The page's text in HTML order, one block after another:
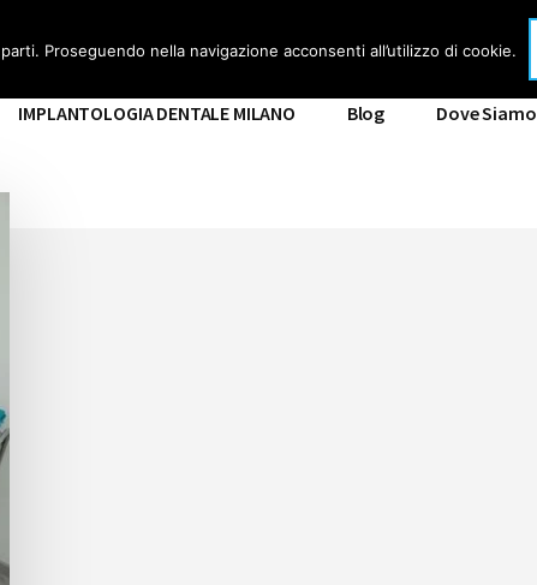
IMPLANTOLOGIA DENTALE MILANO Blog Dove Siamo
Proseguendo nella navigazione acconsenti all’utilizzo di cookie.